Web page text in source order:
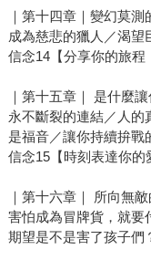
｜第十四章｜變幻莫測
成為慈悲的獵人／渴
信念14【分享你的旅程
｜第十五章｜ 是什麼
永不斷裂的連結／人的
是福音／讓你持續拚戰
信念15【時刻表達你的
｜第十六章｜ 所向無
害怕成為冒牌貨，就要
期望是不是害了孩子們